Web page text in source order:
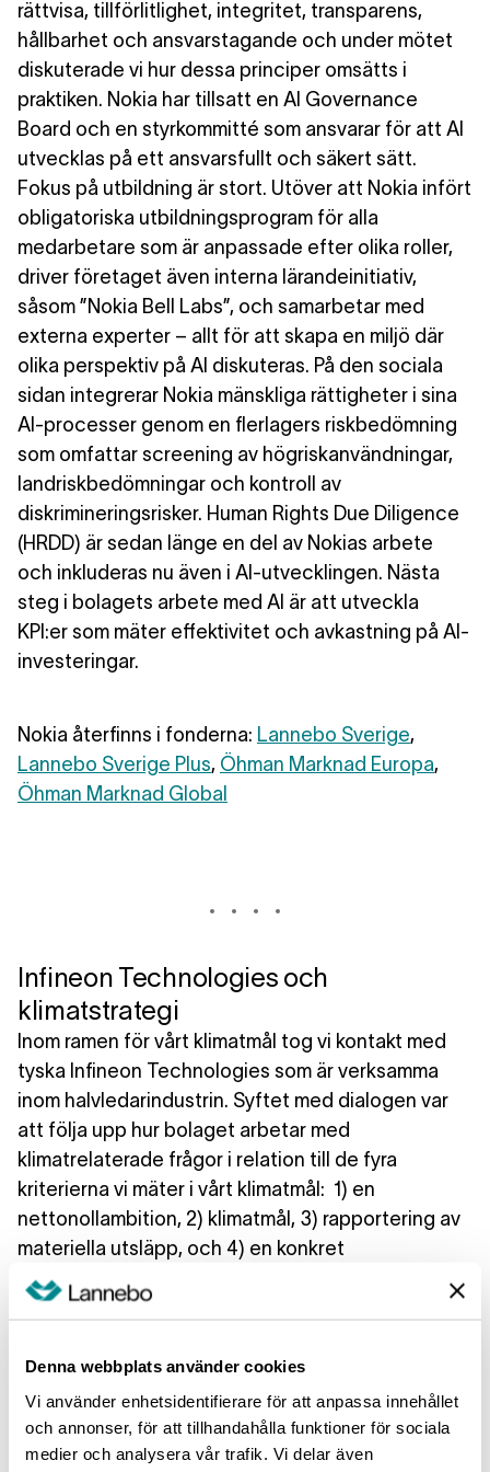
Denna webbplats använder cookies
Vi använder enhetsidentifierare för att anpassa innehållet
och annonser, för att tillhandahålla funktioner för sociala
medier och analysera vår trafik. Vi delar även
rättvisa, tillförlitlighet, integritet, transparens,
hållbarhet och ansvarstagande och under mötet
diskuterade vi hur dessa principer omsätts i
praktiken. Nokia har tillsatt en AI Governance
Board och en styrkommitté som ansvarar för att AI
utvecklas på ett ansvarsfullt och säkert sätt.
Fokus på utbildning är stort. Utöver att Nokia infört
obligatoriska utbildningsprogram för alla
medarbetare som är anpassade efter olika roller,
driver företaget även interna lärandeinitiativ,
såsom ”Nokia Bell Labs”, och samarbetar med
externa experter – allt för att skapa en miljö där
olika perspektiv på AI diskuteras. På den sociala
sidan integrerar Nokia mänskliga rättigheter i sina
AI-processer genom en flerlagers riskbedömning
som omfattar screening av högriskanvändningar,
landriskbedömningar och kontroll av
diskrimineringsrisker. Human Rights Due Diligence
(HRDD) är sedan länge en del av Nokias arbete
och inkluderas nu även i AI-utvecklingen. Nästa
steg i bolagets arbete med AI är att utveckla
KPI:er som mäter effektivitet och avkastning på AI-
investeringar.
Nokia återfinns i fonderna: Lannebo Sverige,
Lannebo Sverige Plus, Öhman Marknad Europa,
Öhman Marknad Global
Infineon Technologies och
klimatstrategi
Inom ramen för vårt klimatmål tog vi kontakt med
tyska Infineon Technologies som är verksamma
inom halvledarindustrin. Syftet med dialogen var
att följa upp hur bolaget arbetar med
klimatrelaterade frågor i relation till de fyra
kriterierna vi mäter i vårt klimatmål: 1) en
nettonollambition, 2) klimatmål, 3) rapportering av
materiella utsläpp, och 4) en konkret
omställningsplan. Infineon har flera av kriterierna
på plats, men saknar i dagsläget ett officiellt
arbetar just nu med att ta fram ett uppföljningsmål
till sitt nuvarande mål för 2030, och utvärderar hur
värdekedjan bäst kan inkluderas. Enligt bolaget
kommer de sätta ett långsiktigt mål, men